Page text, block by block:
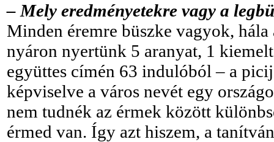
– Mely eredményetekre vagy a
Minden éremre büszke vagyok,
nyáron nyertünk 5 aranyat, 1
együttes címén 63 indulóból – a
képviselve a város nevét egy
nem tudnék az érmek között
érmed van. Így azt hiszem, a